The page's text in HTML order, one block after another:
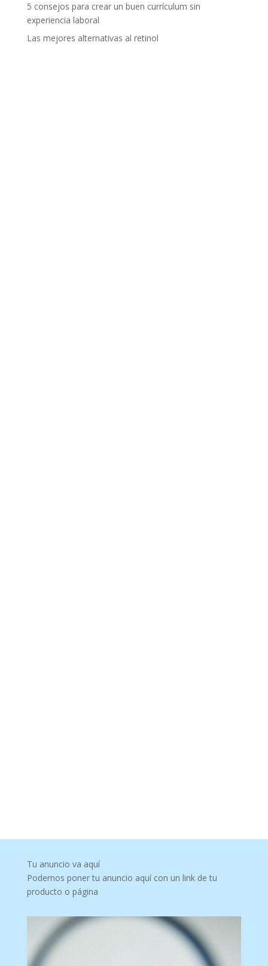
5 consejos para crear un buen currículum sin
experiencia laboral
Las mejores alternativas al retinol
Tu anuncio va aquí
Podemos poner tu anuncio aquí con un link de tu
producto o página